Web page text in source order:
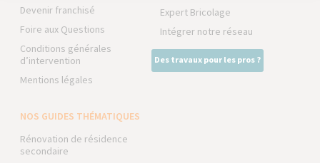
Devenir franchisé
Foire aux Questions
Conditions générales
d’intervention
Mentions légales
Expert Bricolage
Intégrer notre réseau
Des travaux pour les pros ?
NOS GUIDES THÉMATIQUES
Rénovation de résidence
secondaire